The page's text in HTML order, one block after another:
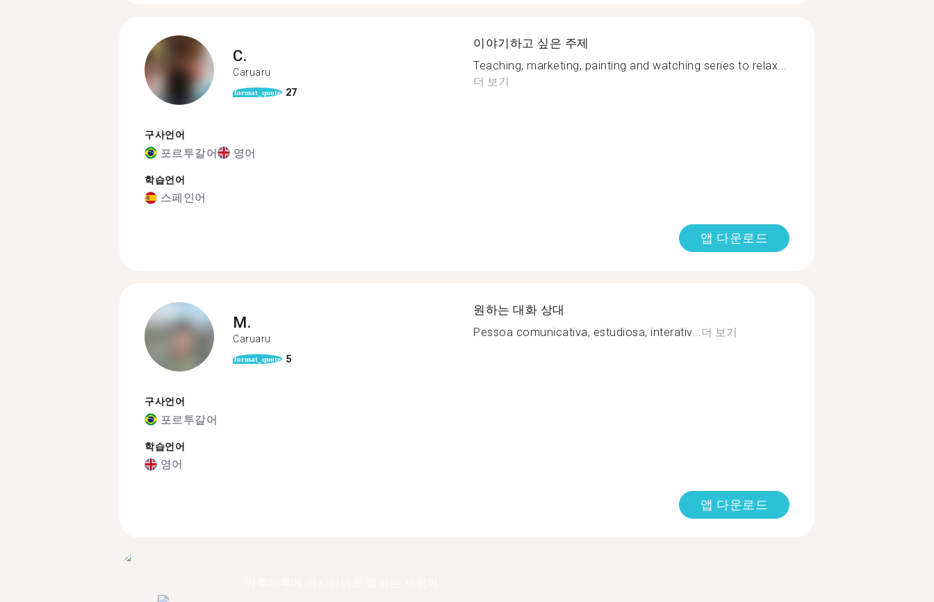
C.
Caruaru
format_quote 27
구사언어
포르투갈어 영어
학습언어
스페인어
이야기하고 싶은 주제
Teaching, marketing, painting and watching series to relax...
더 보기
앱 다운로드
M.
Caruaru
format_quote 5
구사언어
포르투갈어
학습언어
영어
원하는 대화 상대
Pessoa comunicativa, estudiosa, interativ...더 보기
앱 다운로드